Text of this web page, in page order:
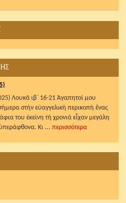
Λουκᾶ ιβ΄ 16-21 Ἀγαπητοί μου
στήν εὐαγγελική περικοπή ἕνας
του ἐκείνη τή χρονιά εἶχαν μεγάλη
Κι ... περισσότερα